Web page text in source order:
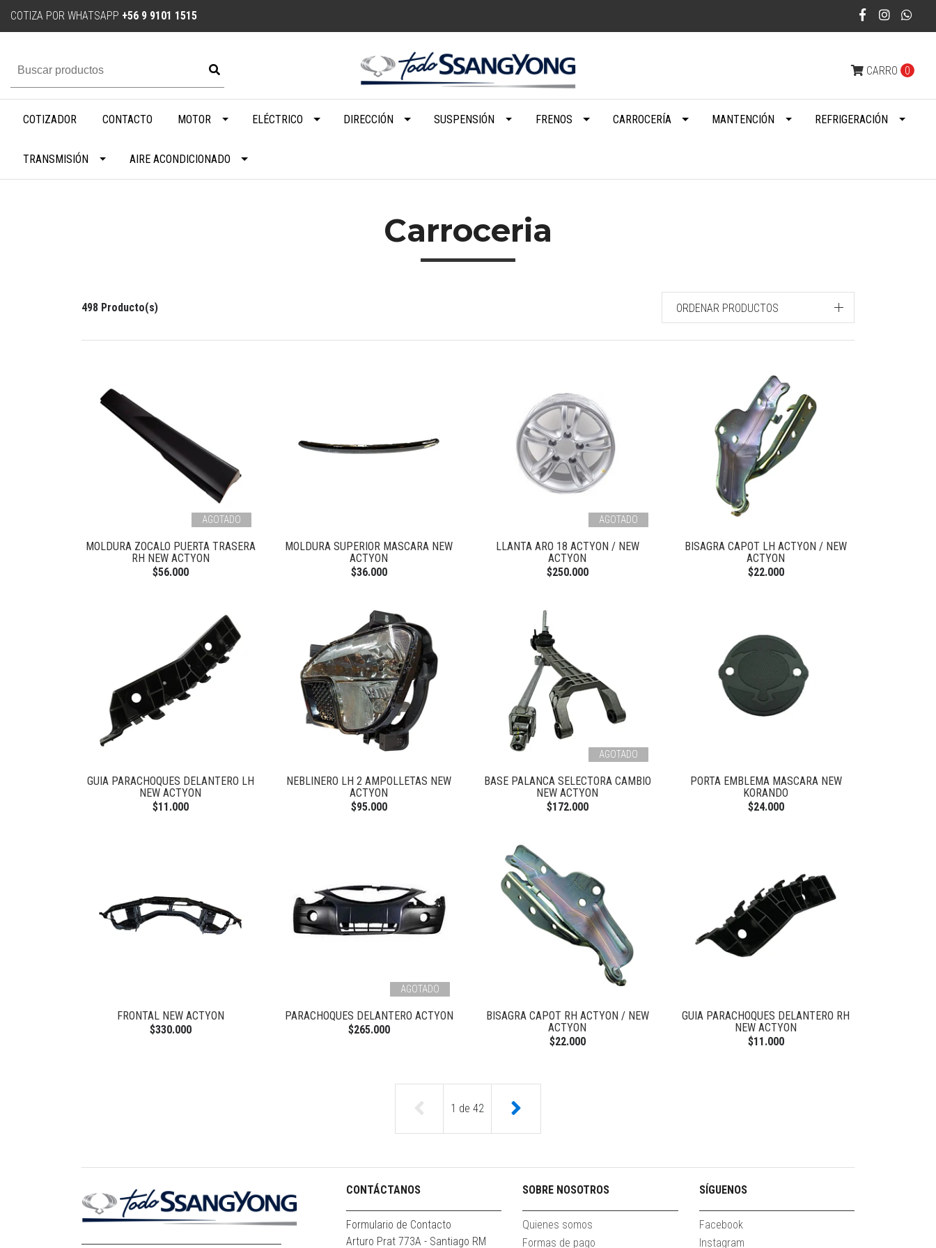
COTIZA POR WHATSAPP +56 9 9101 1515
CARRO 0
COTIZADOR CONTACTO MOTOR ELÉCTRICO DIRECCIÓN SUSPENSIÓN FRENOS CARROCERÍA MANTENCIÓN REFRIGERACIÓN
TRANSMISIÓN AIRE ACONDICIONADO
Carroceria
498 Producto(s) ORDENAR PRODUCTOS
AGOTADO
MOLDURA ZOCALO PUERTA TRASERA
RH NEW ACTYON
$56.000
MOLDURA SUPERIOR MASCARA NEW
ACTYON
$36.000
AGOTADO
LLANTA ARO 18 ACTYON / NEW
ACTYON
$250.000
BISAGRA CAPOT LH ACTYON / NEW
ACTYON
$22.000
GUIA PARACHOQUES DELANTERO LH
NEW ACTYON
$11.000
NEBLINERO LH 2 AMPOLLETAS NEW
ACTYON
$95.000
AGOTADO
BASE PALANCA SELECTORA CAMBIO
NEW ACTYON
$172.000
PORTA EMBLEMA MASCARA NEW
KORANDO
$24.000
FRONTAL NEW ACTYON
$330.000
AGOTADO
PARACHOQUES DELANTERO ACTYON
$265.000
BISAGRA CAPOT RH ACTYON / NEW
ACTYON
$22.000
GUIA PARACHOQUES DELANTERO RH
NEW ACTYON
$11.000
1 de 42
CONTÁCTANOS
Formulario de Contacto
Arturo Prat 773A - Santiago RM
SOBRE NOSOTROS
Quienes somos
Formas de pago
SÍGUENOS
Facebook
Instagram